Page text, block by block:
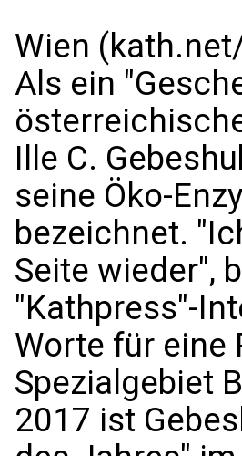
Wien
Als ein
Ille C.
seine Öko-
bezeichnet.
Seite wieder",
"Kathpress"-
Worte für eine
Spezialgebiet
2017 ist